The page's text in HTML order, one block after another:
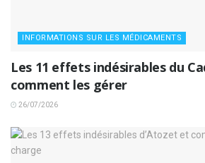
INFORMATIONS SUR LES MÉDICAMENTS
Les 11 effets indésirables du
comment les gérer
26/07/2026